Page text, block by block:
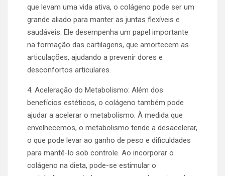
que levam uma vida ativa, o colágeno pode ser um
grande aliado para manter as juntas flexíveis e
saudáveis. Ele desempenha um papel importante
na formação das cartilagens, que amortecem as
articulações, ajudando a prevenir dores e
desconfortos articulares.
4. Aceleração do Metabolismo: Além dos
benefícios estéticos, o colágeno também pode
ajudar a acelerar o metabolismo. À medida que
envelhecemos, o metabolismo tende a desacelerar,
o que pode levar ao ganho de peso e dificuldades
para mantê-lo sob controle. Ao incorporar o
colágeno na dieta, pode-se estimular o